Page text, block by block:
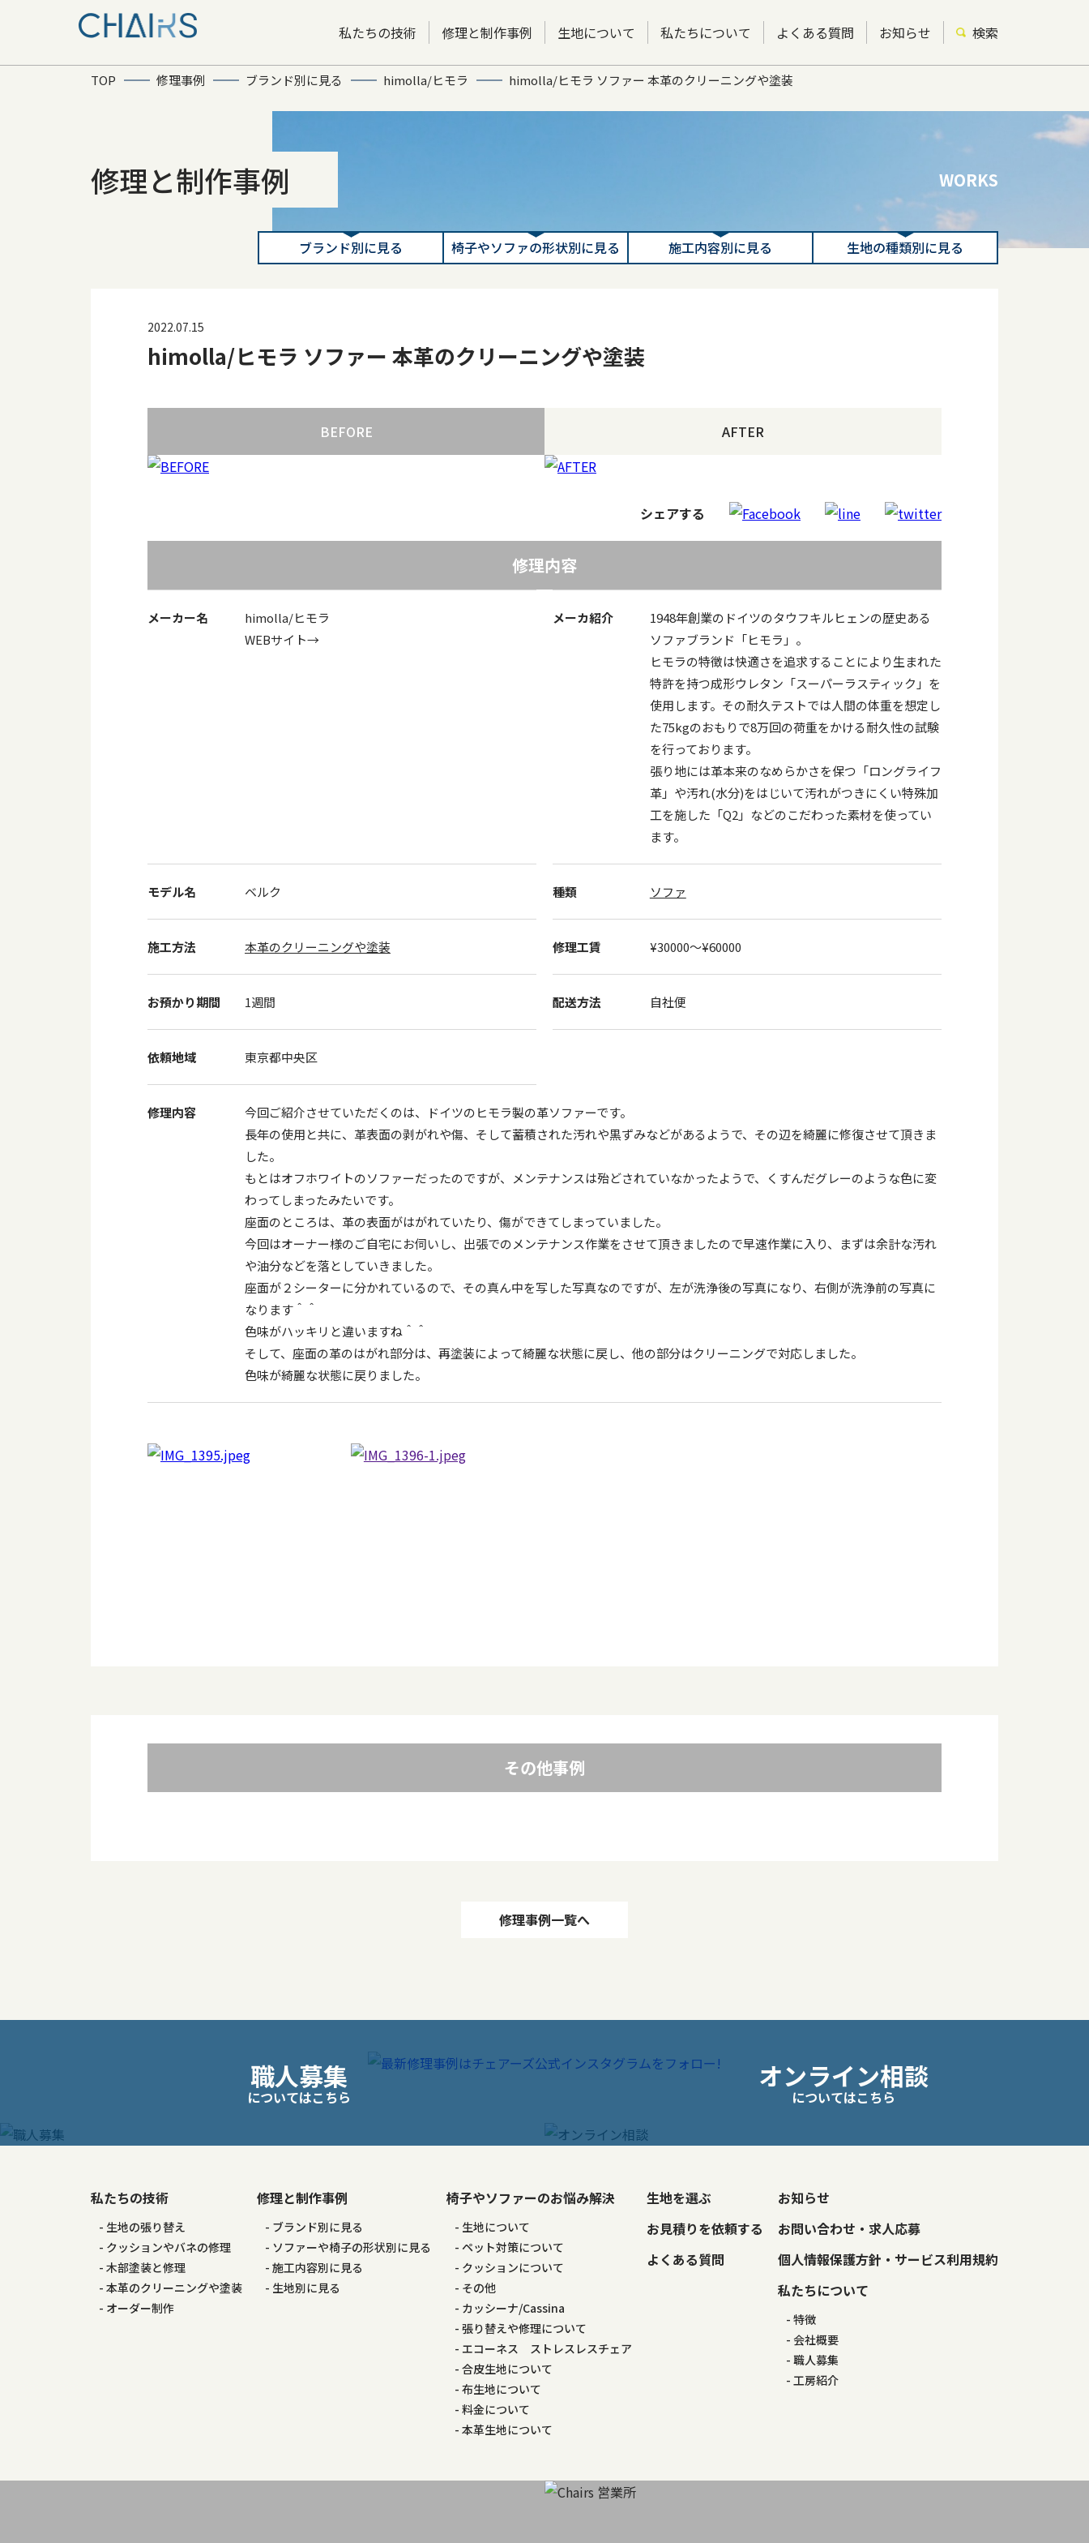
私たちの技術 修理と制作事例 生地について 私たちについて よくある質問 お知らせ 検索
TOP 修理事例 ブランド別に見る himolla/ヒモラ himolla/ヒモラ ソファー 本革のクリーニングや塗装
修理と制作事例 WORKS
ブランド別に見る 椅子やソファの形状別に見る 施工内容別に見る 生地の種類別に見る
2022.07.15
himolla/ヒモラ ソファー 本革のクリーニングや塗装
BEFORE AFTER
シェアする
修理内容
メーカー名
himolla/ヒモラ
WEBサイト→
メーカ紹介
1948年創業のドイツのタウフキルヒェンの歴史ある
ソファブランド「ヒモラ」。
ヒモラの特徴は快適さを追求することにより生まれた
特許を持つ成形ウレタン「スーパーラスティック」を
使用します。その耐久テストでは人間の体重を想定し
た75kgのおもりで8万回の荷重をかける耐久性の試験
を行っております。
張り地には革本来のなめらかさを保つ「ロングライフ
革」や汚れ(水分)をはじいて汚れがつきにくい特殊加
工を施した「Q2」などのこだわった素材を使ってい
ます。
モデル名 ベルク 種類 ソファ
施工方法 本革のクリーニングや塗装 修理工賃 ¥30000〜¥60000
お預かり期間 1週間 配送方法 自社便
依頼地域 東京都中央区
修理内容
今回ご紹介させていただくのは、ドイツのヒモラ製の革ソファーです。
長年の使用と共に、革表面の剥がれや傷、そして蓄積された汚れや黒ずみなどがあるようで、その辺を綺麗に修復させて頂きま
した。
もとはオフホワイトのソファーだったのですが、メンテナンスは殆どされていなかったようで、くすんだグレーのような色に変
わってしまったみたいです。
座面のところは、革の表面がはがれていたり、傷ができてしまっていました。
今回はオーナー様のご自宅にお伺いし、出張でのメンテナンス作業をさせて頂きましたので早速作業に入り、まずは余計な汚れ
や油分などを落としていきました。
座面が２シーターに分かれているので、その真ん中を写した写真なのですが、左が洗浄後の写真になり、右側が洗浄前の写真に
なります＾＾
色味がハッキリと違いますね＾＾
そして、座面の革のはがれ部分は、再塗装によって綺麗な状態に戻し、他の部分はクリーニングで対応しました。
色味が綺麗な状態に戻りました。
その他事例
ョ
ン
修理事例一覧へ
職人募集
についてはこちら
オンライン相談
についてはこちら
私たちの技術
生地の張り替え
クッションやバネの修理
木部塗装と修理
本革のクリーニングや塗装
オーダー制作
修理と制作事例
ブランド別に見る
ソファーや椅子の形状別に見る
施工内容別に見る
生地別に見る
椅子やソファーのお悩み解決
生地について
ペット対策について
クッションについて
その他
カッシーナ/Cassina
張り替えや修理について
エコーネス ストレスレスチェア
合皮生地について
布生地について
料金について
本革生地について
生地を選ぶ
お見積りを依頼する
よくある質問
お知らせ
お問い合わせ・求人応募
個人情報保護方針・サービス利用規約
私たちについて
特徴
会社概要
職人募集
工房紹介